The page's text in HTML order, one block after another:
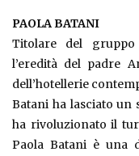
PAOLA BATANI
Titolare del
l’eredità del padre
dell’hotellerie
Batani ha lasciato un
ha rivoluzionato il
Paola Batani è una